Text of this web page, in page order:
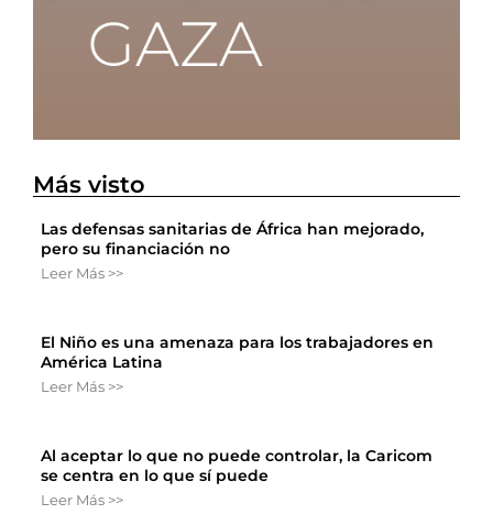
Más visto
Las defensas sanitarias de África han mejorado,
pero su financiación no
Leer Más >>
El Niño es una amenaza para los trabajadores en
América Latina
Leer Más >>
Al aceptar lo que no puede controlar, la Caricom
se centra en lo que sí puede
Leer Más >>